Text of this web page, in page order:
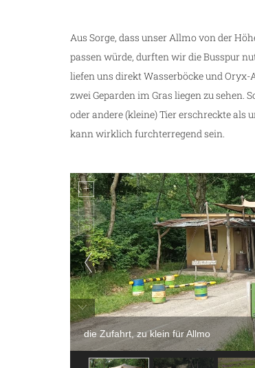
Aus Sorge, dass unser Allmo von der
passen würde, durften wir die Busspur
liefen uns direkt Wasserböcke und
zwei Geparden im Gras liegen zu sehen.
oder andere (kleine) Tier erschreckte als
kann wirklich furchterregend sein.
die Zufahrt, zu klein für Allmo